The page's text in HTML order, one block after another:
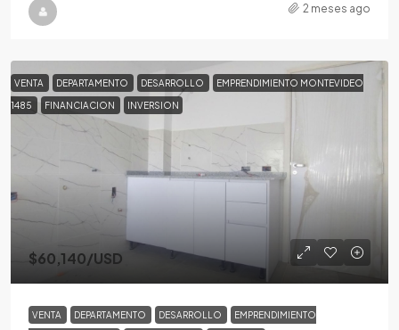
2 meses ago
VENTA DEPARTAMENTO DESARROLLO EMPRENDIMIENTO MONTEVIDEO
1485 FINANCIACION INVERSION
$60,140/USD
VENTA DEPARTAMENTO DESARROLLO EMPRENDIMIENTO